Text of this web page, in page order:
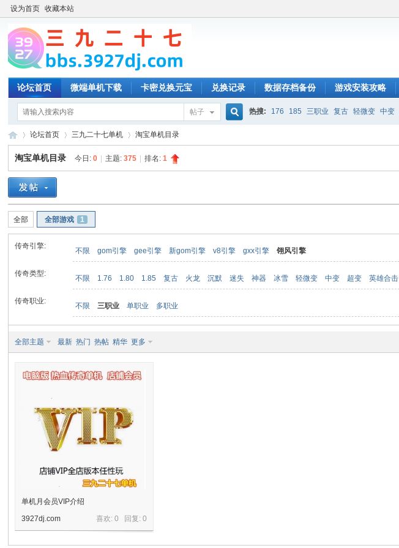
设为首页 收藏本站
论坛首页 微端单机下载 卡密兑换元宝 兑换记录 数据存档备份 游戏安装攻略
帖子 热搜: 176 185 三职业 复古 轻微变 中变
»
论坛首页 三九二十七单机 淘宝单机目录
淘宝单机目录 今日:0 主题:375 排名:1
全部 全部游戏 1
传奇引擎:
不限 gom引擎 gee引擎 新gom引擎 v8引擎 gxx引擎 翎风引擎
传奇类型:
不限 1.76 1.80 1.85 复古 火龙 沉默 迷失 神器 冰雪 轻微变 中变 超变 英雄合击
传奇职业:
不限 三职业 单职业 多职业
全部主题 最新 热门 热帖 精华 更多
单机月会员VIP介绍
喜欢: 0 回复:0
3927dj.com